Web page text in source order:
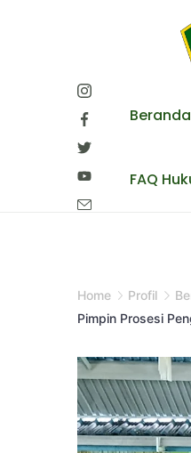
Beranda
FAQ
Home Profil
Pimpin Prosesi